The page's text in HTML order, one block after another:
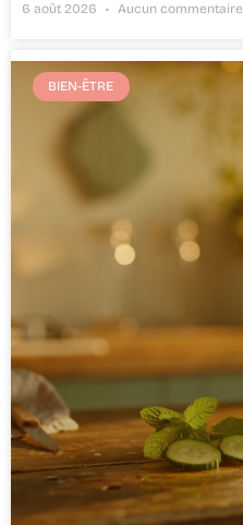
6 août 2026 Aucun commentaire
BIEN-ÊTRE